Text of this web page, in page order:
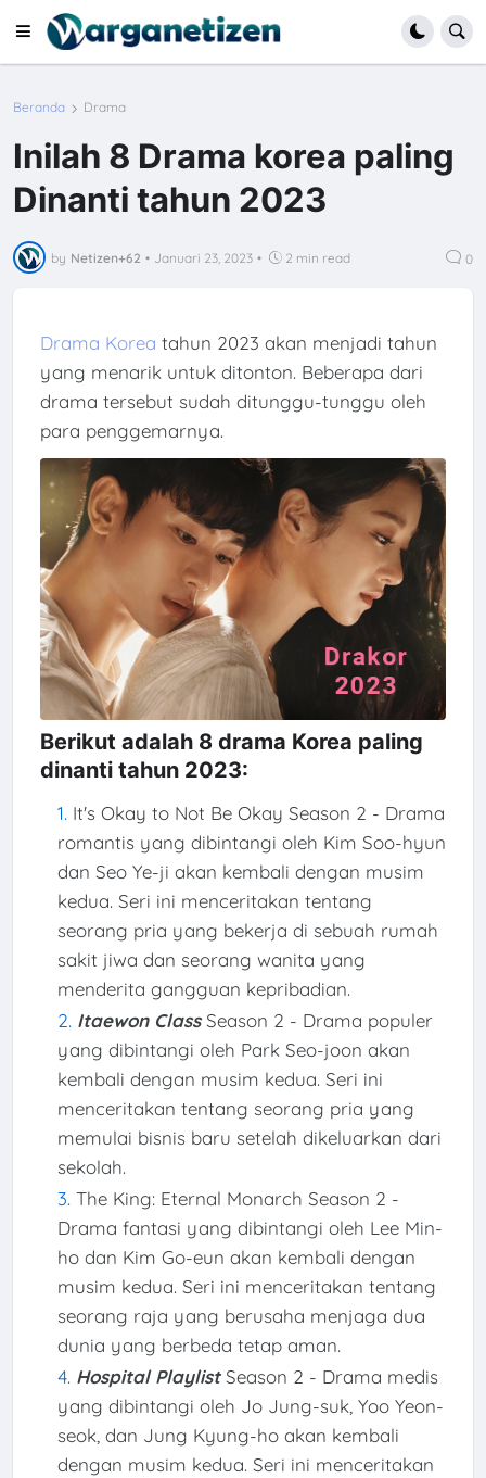
Beranda Drama
Inilah 8 Drama korea paling
Dinanti tahun 2023
by Netizen+62 • Januari 23, 2023 • 2 min read 0
Drama Korea tahun 2023 akan menjadi tahun
yang menarik untuk ditonton. Beberapa dari
drama tersebut sudah ditunggu-tunggu oleh
para penggemarnya.
Berikut adalah 8 drama Korea paling
dinanti tahun 2023:
It's Okay to Not Be Okay Season 2 - Drama
romantis yang dibintangi oleh Kim Soo-hyun
dan Seo Ye-ji akan kembali dengan musim
kedua. Seri ini menceritakan tentang
seorang pria yang bekerja di sebuah rumah
sakit jiwa dan seorang wanita yang
menderita gangguan kepribadian.
Itaewon ClassSeason 2 - Drama populer
yang dibintangi oleh Park Seo-joon akan
kembali dengan musim kedua. Seri ini
menceritakan tentang seorang pria yang
memulai bisnis baru setelah dikeluarkan dari
sekolah.
The King: Eternal Monarch Season 2 -
Drama fantasi yang dibintangi oleh Lee Min-
ho dan Kim Go-eun akan kembali dengan
musim kedua. Seri ini menceritakan tentang
seorang raja yang berusaha menjaga dua
dunia yang berbeda tetap aman.
Hospital PlaylistSeason 2 - Drama medis
yang dibintangi oleh Jo Jung-suk, Yoo Yeon-
seok, dan Jung Kyung-ho akan kembali
dengan musim kedua. Seri ini menceritakan